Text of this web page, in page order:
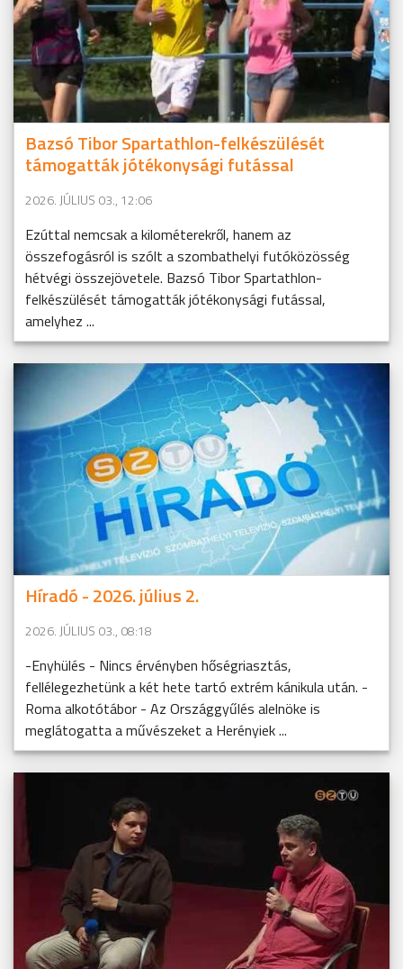
Bazsó Tibor Spartathlon-felkészülését
támogatták jótékonysági futással
2026. JÚLIUS 03., 12:06
Ezúttal nemcsak a kilométerekről, hanem az
összefogásról is szólt a szombathelyi futóközösség
hétvégi összejövetele. Bazsó Tibor Spartathlon-
felkészülését támogatták jótékonysági futással,
amelyhez ...
Híradó - 2026. július 2.
2026. JÚLIUS 03., 08:18
-Enyhülés - Nincs érvényben hőségriasztás,
fellélegezhetünk a két hete tartó extrém kánikula után. -
Roma alkotótábor - Az Országgyűlés alelnöke is
meglátogatta a művészeket a Herényiek ...